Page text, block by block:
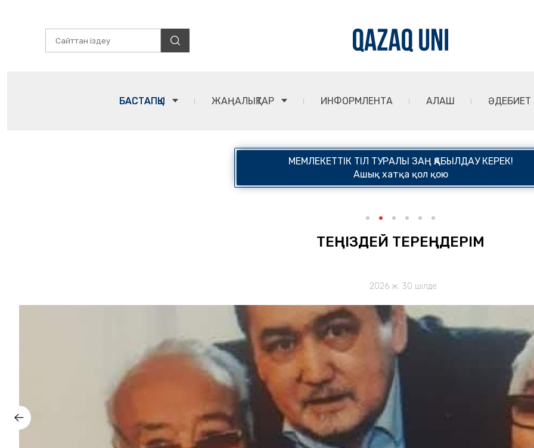
БАСТАПҚЫ ЖАҢАЛЫҚТАР ИНФОРМЛЕНТА АЛАШ ӘДЕБИЕТ
МЕМЛЕКЕТТІК ТІЛ ТУРАЛЫ ЗАҢ ҚАБЫЛДАУ КЕРЕК!
Ашық хатқа қол қою
ТЕҢІЗДЕЙ ТЕРЕҢДЕРІМ
2026 ж. 30 шілде